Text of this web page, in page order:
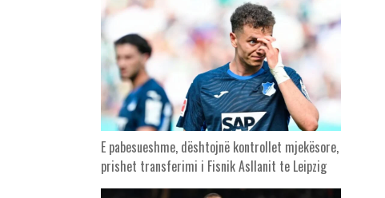
E pabesueshme, dështojnë kontrollet mjekësore,
prishet transferimi i Fisnik Asllanit te Leipzig